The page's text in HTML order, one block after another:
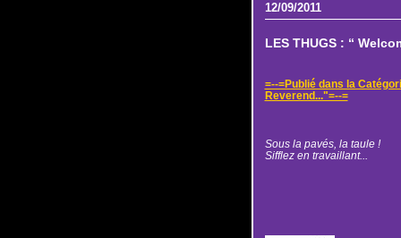
12/09/2011
LES THUGS : “
=--=Publié dans la
Reverend..."=--=
Sous la pavés, la taule !
Sifflez en travaillant...